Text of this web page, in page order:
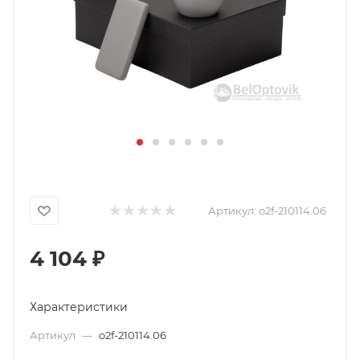
Артикул: o2f-210114.06
4 104 ₽
Характеристики
Артикул — o2f-210114.06